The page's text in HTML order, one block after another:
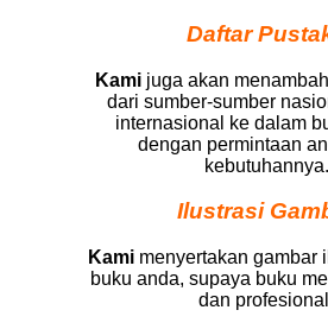
Daftar
Kamijuga akan
dari sumber-sumber
internasional ke dalam
dengan permintaan
kebutuhannya.
Ilustrasi
Kami menyertakan gambar
buku anda, supaya buku
dan